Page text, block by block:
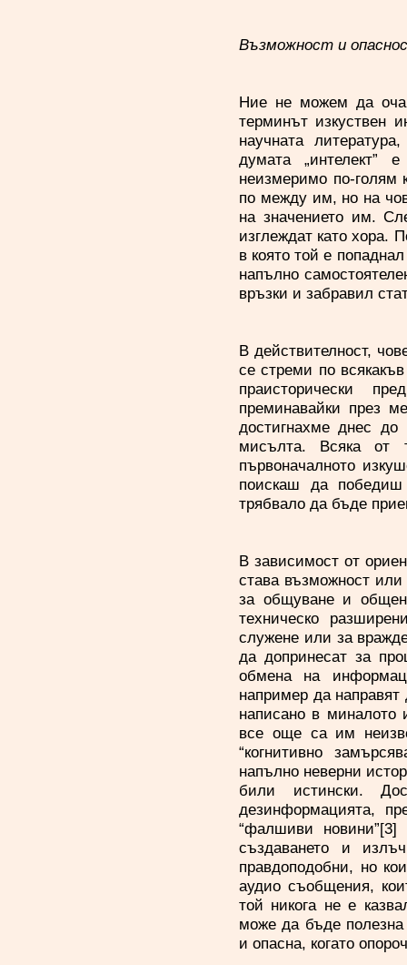
Възможност и
Ние не можем да
терминът изкуствен
научната
думата „интелект”
неизмеримо по-голям
по между им, но на
на значението им.
изглеждат като хора.
в която той е
напълно
връзки и забравил
В действителност,
се стреми по
праисторически
преминавайки през
достигнахме днес
мисълта. Всяка от
първоначалното
поискаш да победиш
трябвало да бъде
В зависимост от
става възможност
за общуване и
техническо
служене или за
да допринесат за
обмена на
например да направят
написано в миналото
все още са им
“когнитивно
напълно неверни
били истински.
дезинформацията,
“фалшиви
създаването и
правдоподобни, но
аудио съобщения,
той никога не е
може да бъде
и опасна, когато